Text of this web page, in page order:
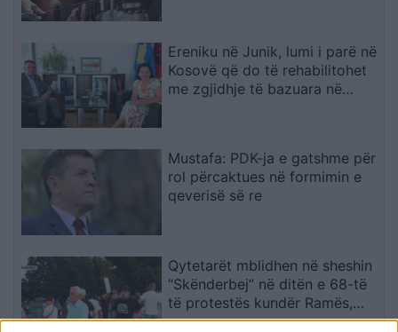
Ereniku në Junik, lumi i parë në
Kosovë që do të rehabilitohet
me zgjidhje të bazuara në
Mustafa: PDK-ja e gatshme për
rol përcaktues në formimin e
qeverisë së re
Qytetarët mblidhen në sheshin
“Skënderbej” në ditën e 68-të
të protestës kundër Ramës,
kërkojnë largimin e tij